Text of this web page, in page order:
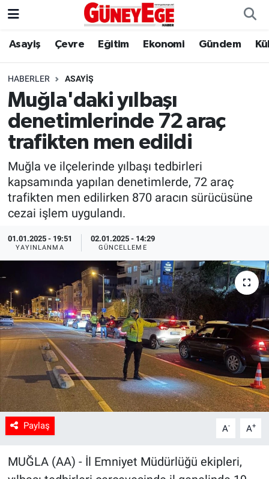
Asayiş Çevre Eğitim Ekonomi Gündem
HABERLER ASAYIŞ
Muğla'daki yılbaşı
denetimlerinde 72 araç
trafikten men edildi
Muğla ve ilçelerinde yılbaşı tedbirleri
kapsamında yapılan denetimlerde, 72 araç
trafikten men edilirken 870 aracın sürücüsüne
cezai işlem uygulandı.
01.01.2025 - 19:51
YAYINLANMA
02.01.2025 - 14:29
GÜNCELLEME
Paylaş A- A+
MUĞLA (AA) - İl Emniyet Müdürlüğü ekipleri,
Asayiş
Çevre
Eğitim
Ekonomi
Gündem
Kültür Sanat
Politika
Sağlık
Spor
Yaşam
Tarım
İstanbul Hava Durumu
İstanbul Trafik Yoğunluk Haritası
Süper Lig Puan Durumu ve Fikstür
Tüm Manşetler
Son Dakika Haberleri
Haber Arşivi